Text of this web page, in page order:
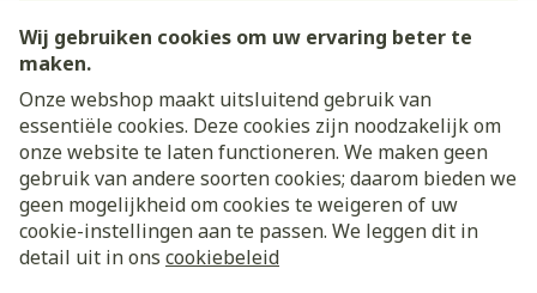
Wij gebruiken cookies om uw ervaring beter te
maken.
Onze webshop maakt uitsluitend gebruik van
essentiële cookies. Deze cookies zijn noodzakelijk om
onze website te laten functioneren. We maken geen
gebruik van andere soorten cookies; daarom bieden we
geen mogelijkheid om cookies te weigeren of uw
cookie-instellingen aan te passen. We leggen dit in
detail uit in ons cookiebeleid
Door op inschrijven te klikken, schrijft u zich in voor onze
nieuwsbrief en gaat u akkoord met onze
Juridische links